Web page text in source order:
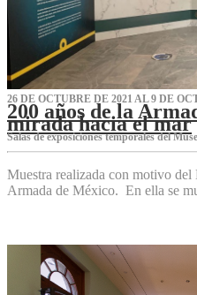
26 DE OCTUBRE DE 2021 AL 9 DE
200 años de la
mirada hacia el mar
Salas de exposiciones temporales del
Muestra realizada con motivo
Armada de México. En ella se